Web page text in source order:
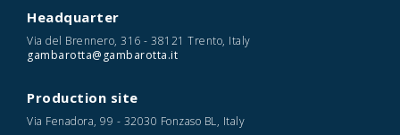
Headquarter
Via del Brennero, 316 - 38121 Trento, Italy
gambarotta@gambarotta.it
Production site
Via Fenadora, 99 - 32030 Fonzaso BL, Italy